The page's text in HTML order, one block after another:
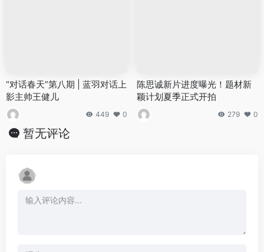
“对话春天”第八期 | 蓝羽对话上
影主帅王健儿
449 0
陈思诚新片进度曝光！题材新
颖计划夏季正式开拍
279 0
暂无评论